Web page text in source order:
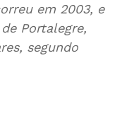
em 2003, e
Portalegre,
segundo